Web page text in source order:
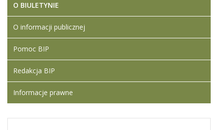
O BIULETYNIE
O informacji publicznej
Pomoc BIP
Redakcja BIP
Informacje prawne